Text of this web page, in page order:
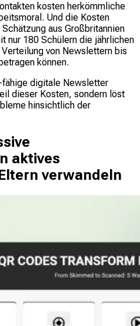
kosten herkömmliche
Und die Kosten
aus Großbritannien
nur 180 Schülern die jährlichen
von Newslettern bis
können.
fähige digitale Newsletter
dieser Kosten, sondern löst
hinsichtlich der
aktives
verwandeln